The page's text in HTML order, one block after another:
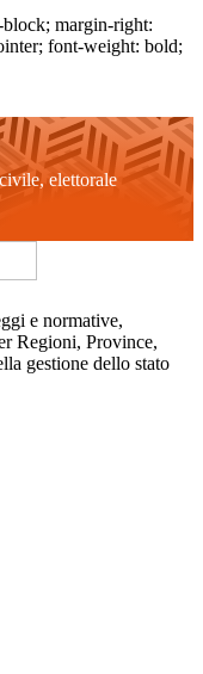
margin-right:
font-weight: bold;
elettorale
e normative,
Regioni, Province,
gestione dello stato